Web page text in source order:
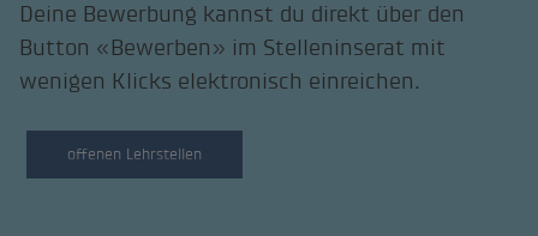
Deine Bewerbung kannst du direkt über den
Button «Bewerben» im Stelleninserat mit
wenigen Klicks elektronisch einreichen.
offenen Lehrstellen